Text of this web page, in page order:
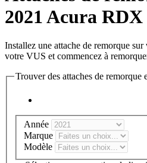
2021 Acura RDX
Installez une attache de remorque
votre VUS et commencez à
Trouver des attaches de remorque
Année
Marque
Modèle